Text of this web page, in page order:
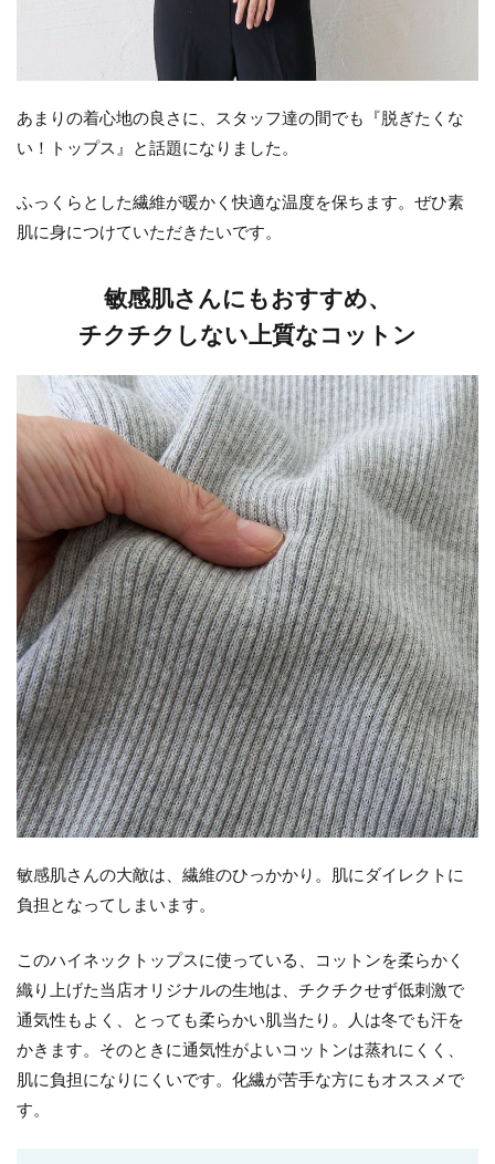
あまりの着心地の良さに、スタッフ達の間でも『脱ぎたくな
い！トップス』と話題になりました。
ふっくらとした繊維が暖かく快適な温度を保ちます。ぜひ素
肌に身につけていただきたいです。
敏感肌さんにもおすすめ、
チクチクしない上質なコットン
敏感肌さんの大敵は、繊維のひっかかり。肌にダイレクトに
負担となってしまいます。
このハイネックトップスに使っている、コットンを柔らかく
織り上げた当店オリジナルの生地は、チクチクせず低刺激で
通気性もよく、とっても柔らかい肌当たり。人は冬でも汗を
かきます。そのときに通気性がよいコットンは蒸れにくく、
肌に負担になりにくいです。化繊が苦手な方にもオススメで
す。